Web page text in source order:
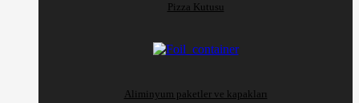
Pizza Kutusu
Aliminyum paketler ve kapakları